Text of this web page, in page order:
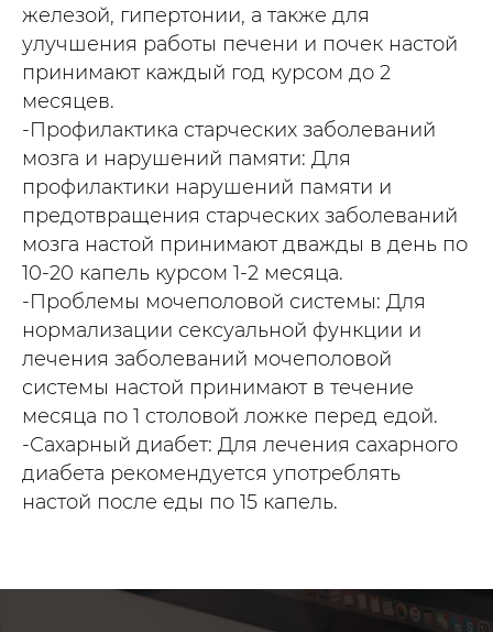
железой, гипертонии, а также для
улучшения работы печени и почек настой
принимают каждый год курсом до 2
месяцев.
-Профилактика старческих заболеваний
мозга и нарушений памяти: Для
профилактики нарушений памяти и
предотвращения старческих заболеваний
мозга настой принимают дважды в день по
10-20 капель курсом 1-2 месяца.
-Проблемы мочеполовой системы: Для
нормализации сексуальной функции и
лечения заболеваний мочеполовой
системы настой принимают в течение
месяца по 1 столовой ложке перед едой.
-Сахарный диабет: Для лечения сахарного
диабета рекомендуется употреблять
настой после еды по 15 капель.